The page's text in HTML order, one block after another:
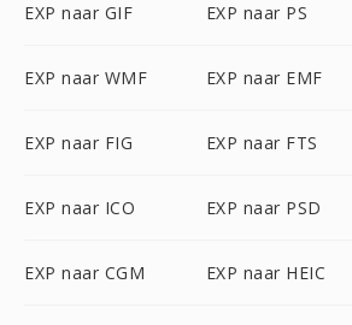
EXP naar GIF EXP naar PS
EXP naar WMF EXP naar EMF
EXP naar FIG EXP naar FTS
EXP naar ICO EXP naar PSD
EXP naar CGM EXP naar HEIC